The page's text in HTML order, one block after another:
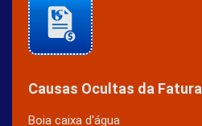
Causas Ocultas da Fatura
Boia caixa d'água